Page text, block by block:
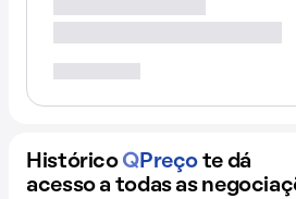
Histórico QPreço te dá
acesso a todas as